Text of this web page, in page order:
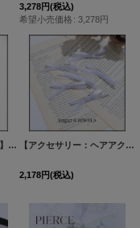
3,278円(税込)
希望小売価格 : 3,278円
[
【アクセサリー：ピアス】スクエアドロップビジューピアス【Fサイズ/1カラー】[OF02] PI053 【アクセサリー：ヘアアクセ】ミニリボンヘアクリップ【1カラー】[OF03]
2,178円(税込)